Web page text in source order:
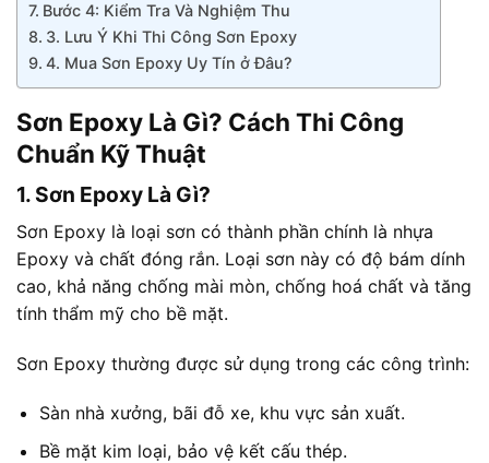
Bước 4: Kiểm Tra Và Nghiệm Thu
3. Lưu Ý Khi Thi Công Sơn Epoxy
4. Mua Sơn Epoxy Uy Tín ở Đâu?
Sơn Epoxy Là Gì? Cách Thi Công
Chuẩn Kỹ Thuật
1. Sơn Epoxy Là Gì?
Sơn Epoxy là loại sơn có thành phần chính là nhựa
Epoxy và chất đóng rắn. Loại sơn này có độ bám dính
cao, khả năng chống mài mòn, chống hoá chất và tăng
tính thẩm mỹ cho bề mặt.
Sơn Epoxy thường được sử dụng trong các công trình:
Sàn nhà xưởng, bãi đỗ xe, khu vực sản xuất.
Bề mặt kim loại, bảo vệ kết cấu thép.